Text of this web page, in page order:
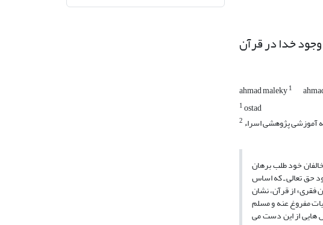
وجود خدا در قرآن
ahmad maleky1
1ostad
2 پژوهشی اسراء
مرتبه دعوت به تعقل نموده است (طباطبایی، 1390ق: 5/ 255) و حتی از مخالفان خود طلب برهان
بر اثبات وجود حق تعالی ـ که اساس
از قرآن، نشان
مفروغ عنه و مسلم
26ـ27) بعلاوه آن که با انجام پژوهش هایی از این دست می